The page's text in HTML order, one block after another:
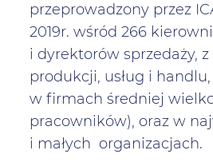
przeprowadzony przez
2019r. wśród 266
i dyrektorów sprzedaży, z
produkcji, usług i
w firmach średniej
pracowników), oraz w
i małych organizacjach.